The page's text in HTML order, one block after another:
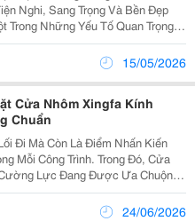
Nghi, Sang Trọng Và Bền Đẹp
Trong Những Yếu Tố Quan Trọng
Cho Ngôi Nhà Chính Là Hệ Thống
Tìm Kiếm Một Giải Pháp Cửa15/05/2026
Cửa Nhôm Xingfa Kính
Chuẩn
Đi Mà Còn Là Điểm Nhấn Kiến
Mỗi Công Trình. Trong Đó, Cửa
Lực Đang Được Ưa Chuộng
Bền Đẹp Và Khả Năng Vận Hành
Hoàn Hảo Giữa Khung Nhôm
24/06/2026